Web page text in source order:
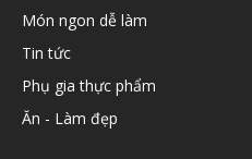
Món ngon dễ làm
Tin tức
Phụ gia thực phẩm
Ăn - Làm đẹp